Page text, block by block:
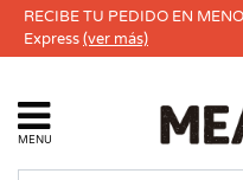
RECIBE TU PEDIDO EN
Express(ver más)
MENU